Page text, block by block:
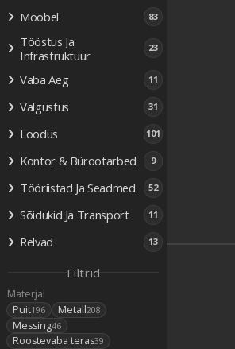
Mööbel 83
Tööstus Ja
Infrastruktuur
23
Vaba Aeg 11
Valgustus 31
Loodus 101
Kontor & Bürootarbed 9
Tööriistad Ja Seadmed 52
Sõidukid Ja Transport 11
Relvad 13
Filtrid
Materjal
Puit196 Metall208
Messing46
Roostevaba teras39